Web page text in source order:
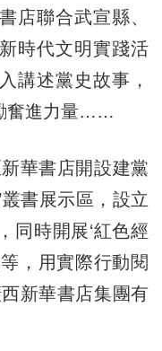
店聯合武宣縣、
時代文明實踐活
講述黨史故事，
奮進力量……
華書店開設建黨
書展示區，設立
同時開展‘紅色經
，用實際行動閱
新華書店集團有